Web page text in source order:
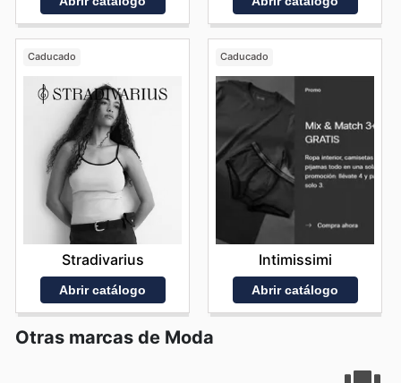
para que nadie se quede atrás en las tendencias y las
oportunidades de ahorro. Visita Agatha's website today
Caducado
Stradivarius
Abrir catálogo
Caducado
Intimissimi
Abrir catálogo
Otras marcas de Moda